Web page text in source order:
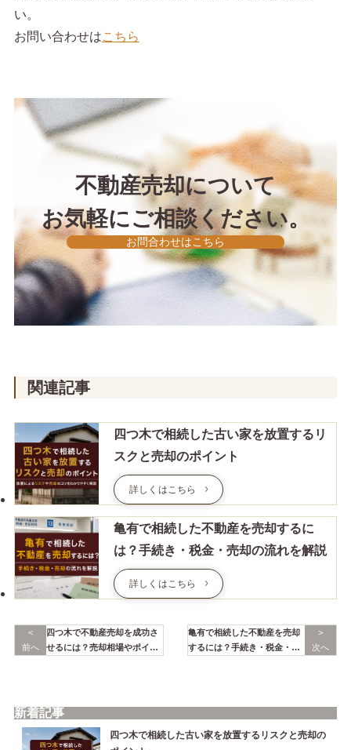
い。
お問い合わせはこちら
不動産売却について
お気軽にご相談ください。
お問合わせはこちら
関連記事
四つ木で相続した古い家を放置するリ
スクと売却のポイント
詳しくはこちら
亀有で相続した不動産を売却するに
は？手続き・税金・売却の流れを解説
詳しくはこちら
<
前へ
四つ木で不動産売却を成功さ
せるには？売却相場やポイン
>
次へ
亀有で相続した不動産を売却
するには？手続き・税金・売
新着記事
四つ木で相続した古い家を放置するリスクと売却の